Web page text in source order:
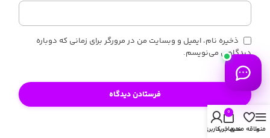
ذخیره نام، ایمیل و وبسایت من در مرورگر برای زمانی که دوباره
دیدگاهی می‌نویسم.
منوعلاقه مندی
0
سبد خرید
حساب کاربری من